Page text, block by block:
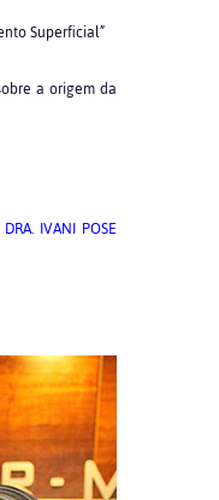
Superficial”
a origem da
IVANI POSE